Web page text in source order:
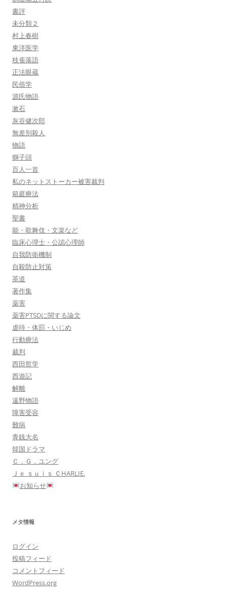
書評
未分類２
村上春樹
東洋医学
枝雀落語
正法眼蔵
民俗学
源氏物語
漱石
灰谷健次郎
無差別殺人
物語
獅子頭
百人一首
私のネットストーカー被害裁判
箱庭療法
精神分析
聖書
能・歌舞伎・文楽など
臨床心理士・公認心理師
自我防衛機制
自殺防止対策
茶道
著作集
薬害
薬害PTSDに関する論文
虐待・体罰・いじめ
行動療法
裁判
西田哲学
西遊記
解離
遠野物語
障害受容
難病
青銭大名
韓国ドラマ
Ｃ．Ｇ，ユング
Ｊｅ ｓｕｉｓ ＣHARLIE.
お知らせ
メタ情報
ログイン
投稿フィード
コメントフィード
WordPress.org